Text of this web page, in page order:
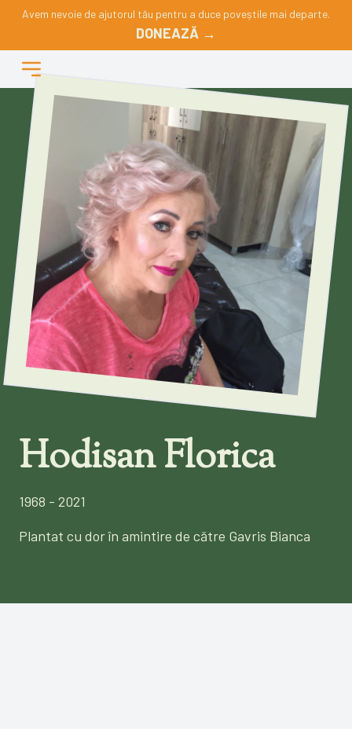
Avem nevoie de ajutorul tău pentru a duce poveștile mai departe.
DONEAZĂ →
Hodisan Florica
1968 - 2021
Plantat cu dor în amintire de către Gavris Bianca